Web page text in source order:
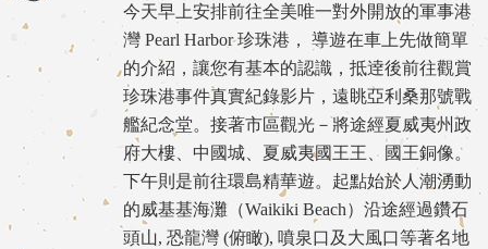
今天早上安排前往全美唯一對外開放的軍事港
灣 Pearl Harbor 珍珠港， 導遊在車上先做簡單
的介紹，讓您有基本的認識，抵逹後前往觀賞
珍珠港事件真實紀錄影片，遠眺亞利桑那號戰
艦紀念堂。接著市區觀光－將途經夏威夷州政
府大樓、中國城、夏威夷國王王、國王銅像。
下午則是前往環島精華遊。起點始於人潮湧動
的威基基海灘（Waikiki Beach）沿途經過鑽石
頭山, 恐龍灣 (俯瞰), 噴泉口及大風口等著名地